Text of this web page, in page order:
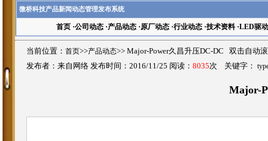
微桥科技产品新闻动态管理发布系统
首页·公司动态·产品动态·原厂动态·行业动态·技术资料·LED驱动
当前位置： 首页>>产品动态>> Major-Power久昌升压DC-DC 双击自动
发布者：来自网络 发布时间：2016/11/25 阅读： 8035次 关键字：
Major-